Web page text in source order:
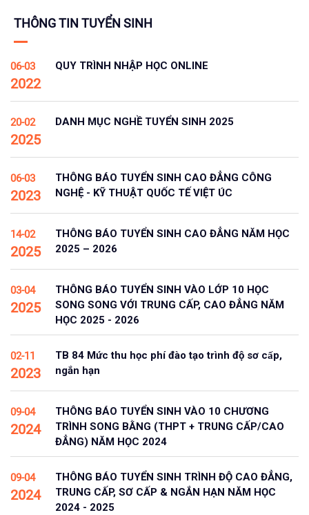
THÔNG TIN TUYỂN SINH
06-03
2022
QUY TRÌNH NHẬP HỌC ONLINE
20-02
2025
DANH MỤC NGHỀ TUYỂN SINH 2025
06-03
2023
THÔNG BÁO TUYỂN SINH CAO ĐẲNG CÔNG
NGHỆ - KỸ THUẬT QUỐC TẾ VIỆT ÚC
14-02
2025
THÔNG BÁO TUYỂN SINH CAO ĐẲNG NĂM HỌC
2025 – 2026
03-04
2025
THÔNG BÁO TUYỂN SINH VÀO LỚP 10 HỌC
SONG SONG VỚI TRUNG CẤP, CAO ĐẲNG NĂM
HỌC 2025 - 2026
02-11
2023
TB 84 Mức thu học phí đào tạo trình độ sơ cấp,
ngắn hạn
09-04
2024
THÔNG BÁO TUYỂN SINH VÀO 10 CHƯƠNG
TRÌNH SONG BẰNG (THPT + TRUNG CẤP/CAO
ĐẲNG) NĂM HỌC 2024
09-04
2024
THÔNG BÁO TUYỂN SINH TRÌNH ĐỘ CAO ĐẲNG,
TRUNG CẤP, SƠ CẤP & NGẮN HẠN NĂM HỌC
2024 - 2025